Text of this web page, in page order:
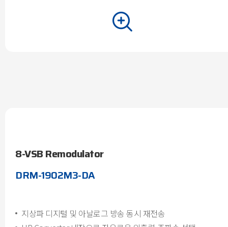
8-VSB Remodulator
DRM-1902M3-DA
지상파 디지털 및 아날로그 방송 동시 재전송